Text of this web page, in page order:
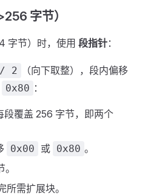
字节）
字节）时，使用 段指针：
2
（向下取整），段内偏移
0x80 ：
段覆盖 256 字节，即两个
0x00 或 0x80 。
需扩展块。